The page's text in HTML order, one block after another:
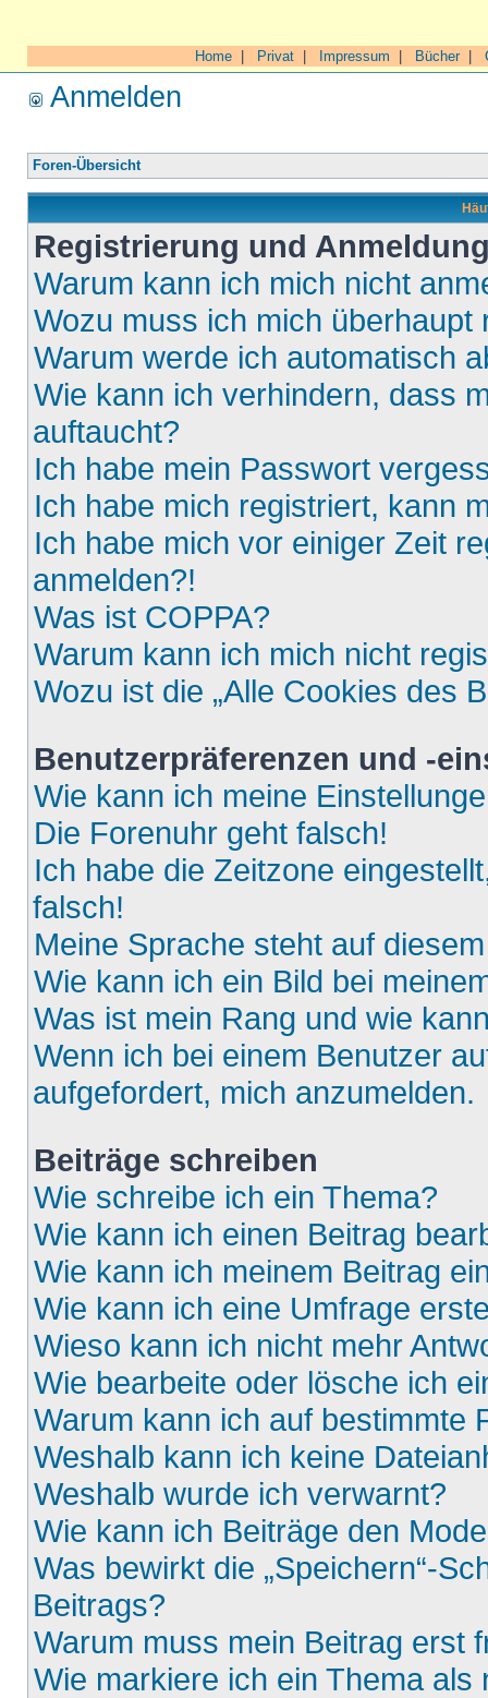
Home Privat Impressum Bücher|
Anmelden
Foren-Übersicht
Registrierung und
Warum kann ich mich nicht
Wozu muss ich mich überhaupt
Warum werde ich automatisch
Wie kann ich verhindern, dass
auftaucht?
Ich habe mein Passwort
Ich habe mich registriert, kann
Ich habe mich vor einiger Zeit
anmelden?!
Was ist COPPA?
Warum kann ich mich nicht
Wozu ist die „Alle Cookies des
Benutzerpräferenzen und -
Wie kann ich meine
Die Forenuhr geht falsch!
Ich habe die Zeitzone
falsch!
Meine Sprache steht auf
Wie kann ich ein Bild bei
Was ist mein Rang und wie
Wenn ich bei einem Benutzer
aufgefordert, mich anzumelden.
Beiträge schreiben
Wie schreibe ich ein Thema?
Wie kann ich einen Beitrag
Wie kann ich meinem Beitrag
Wie kann ich eine Umfrage
Wieso kann ich nicht mehr
Wie bearbeite oder lösche ich
Warum kann ich auf bestimmte
Weshalb kann ich keine
Weshalb wurde ich verwarnt?
Wie kann ich Beiträge den
Was bewirkt die „Speichern“-
Beitrags?
Warum muss mein Beitrag erst
Wie markiere ich ein Thema als